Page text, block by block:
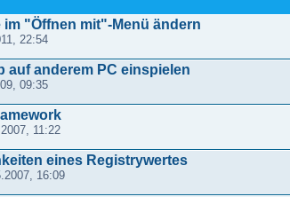
im "Öffnen mit"-Menü ändern
22:54
auf anderem PC einspielen
09:35
11:22
eines Registrywertes
16:09